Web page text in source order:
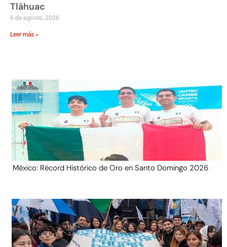
Tláhuac
6 de agosto, 2026
Leer más »
México: Récord Histórico de Oro en Santo Domingo 2026